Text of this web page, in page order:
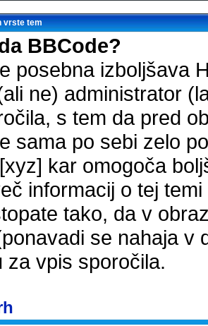
vrste tem
BBCode?
posebna izboljšava
ne) administrator
s tem da pred
sama po sebi zelo
kar omogoča
informacij o tej
tako, da v
se nahaja v
za vpis sporočila.